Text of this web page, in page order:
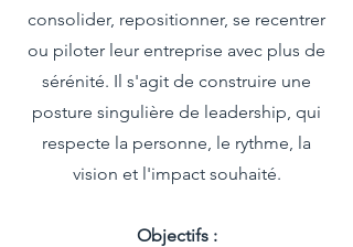
consolider, repositionner, se recentrer
ou piloter leur entreprise avec plus de
sérénité. Il s'agit de construire une
posture singulière de leadership, qui
respecte la personne, le rythme, la
vision et l'impact souhaité.
Objectifs :